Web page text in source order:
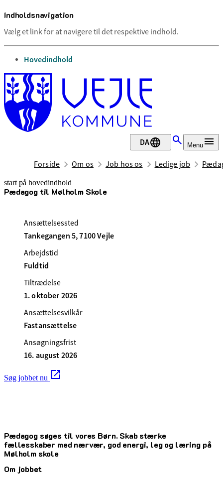
Indholdsnavigation
Vælg et link for at navigere til det respektive indhold.
gå til
Hovedindhold
DA Menu
Forside Om os Job hos os Ledige job
start på hovedindhold
Pædagog til Mølholm Skole
senest opdateret 1. juli 2026
Ansættelsessted
Tankegangen 5, 7100 Vejle
Arbejdstid
Fuldtid
Tiltrædelse
1. oktober 2026
Ansættelsesvilkår
Fastansættelse
Ansøgningsfrist
16. august 2026
Søg jobbet nu
Pædagog søges til vores Børn. Skab stærke
fællesskaber med nærvær, god energi, leg og læring på
Mølholm skole
Om jobbet